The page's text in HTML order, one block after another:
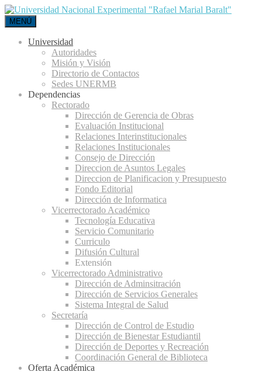
MENÚ
Universidad
Autoridades
Misión y Visión
Directorio de Contactos
Sedes UNERMB
Dependencias
Rectorado
Dirección de Gerencia de Obras
Evaluación Institucional
Relaciones Interinstitucionales
Relaciones Institucionales
Consejo de Dirección
Direccion de Asuntos Legales
Direccion de Planificacion y Presupuesto
Fondo Editorial
Dirección de Informatica
Vicerrectorado Académico
Tecnología Educativa
Servicio Comunitario
Curriculo
Difusión Cultural
Extensión
Vicerrectorado Administrativo
Dirección de Adminsitración
Dirección de Servicios Generales
Sistema Integral de Salud
Secretaría
Dirección de Control de Estudio
Dirección de Bienestar Estudiantil
Dirección de Deportes y Recreación
Coordinación General de Biblioteca
Oferta Académica